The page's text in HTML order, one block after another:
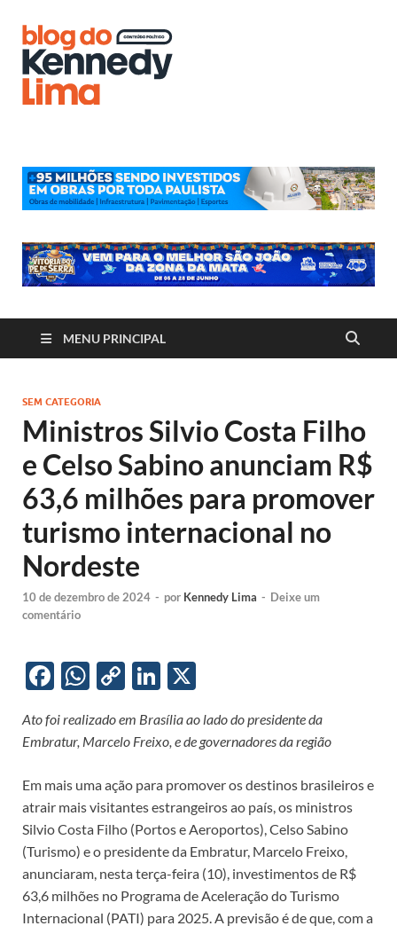
MENU PRINCIPAL
SEM CATEGORIA
Ministros Silvio Costa Filho
e Celso Sabino anunciam R$
63,6 milhões para promover
turismo internacional no
Nordeste
10 de dezembro de 2024 - por Kennedy Lima - Deixe um
comentário
F
e
o
o
k
W
at
A
p
p
C
p
Li
n
k
Li
k
dI
n
Ato foi realizado em Brasília ao lado do presidente da
Embratur, Marcelo Freixo, e de governadores da região
Em mais uma ação para promover os destinos brasileiros e
atrair mais visitantes estrangeiros ao país, os ministros
Silvio Costa Filho (Portos e Aeroportos), Celso Sabino
(Turismo) e o presidente da Embratur, Marcelo Freixo,
anunciaram, nesta terça-feira (10), investimentos de R$
63,6 milhões no Programa de Aceleração do Turismo
Internacional (PATI) para 2025. A previsão é de que, com a